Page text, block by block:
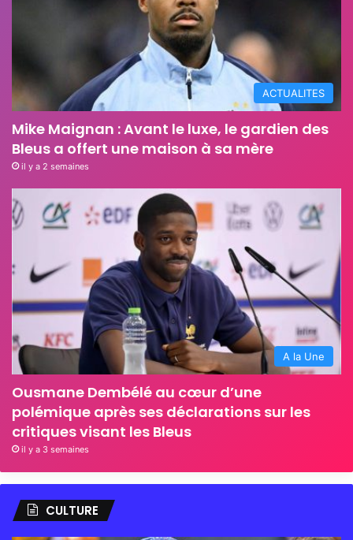
ACTUALITES
Mike Maignan : Avant le luxe, le gardien des
Bleus a offert une maison à sa mère
il y a 2 semaines
A la Une
Ousmane Dembélé au cœur d’une
polémique après ses déclarations sur les
critiques visant les Bleus
il y a 3 semaines
CULTURE